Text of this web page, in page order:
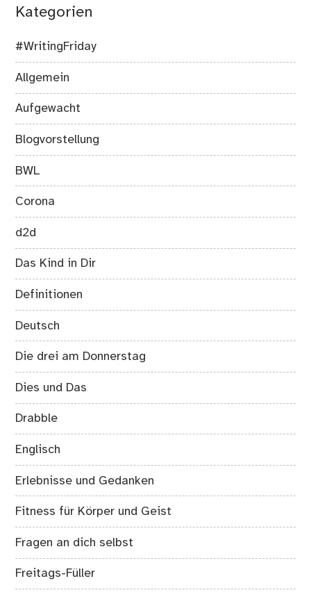
Kategorien
#WritingFriday
Allgemein
Aufgewacht
Blogvorstellung
BWL
Corona
d2d
Das Kind in Dir
Definitionen
Deutsch
Die drei am Donnerstag
Dies und Das
Drabble
Englisch
Erlebnisse und Gedanken
Fitness für Körper und Geist
Fragen an dich selbst
Freitags-Füller